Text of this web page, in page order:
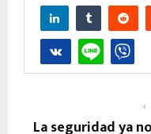
La seguridad ya